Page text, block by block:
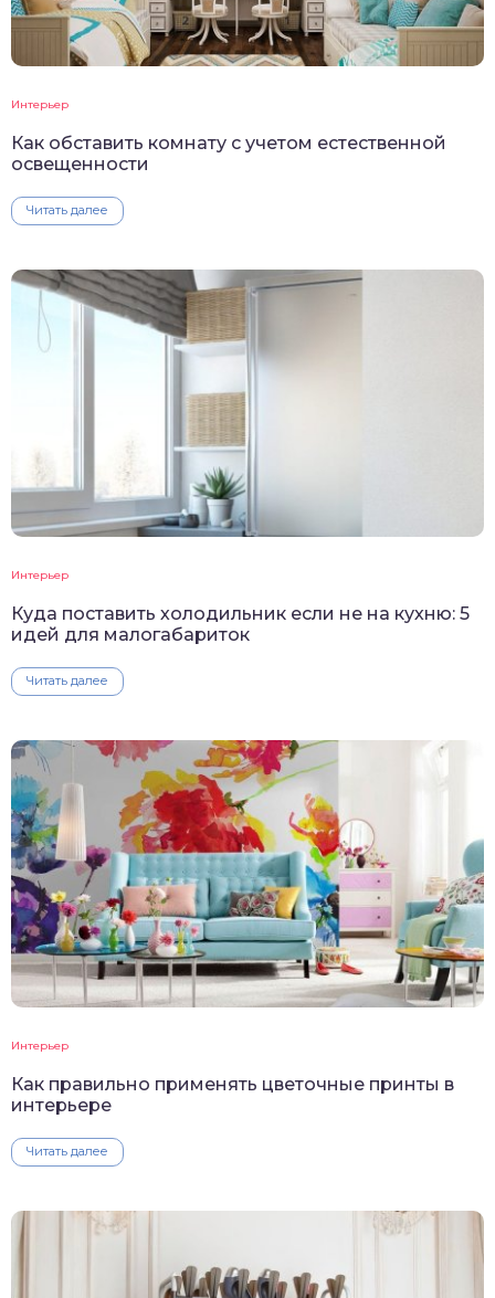
Интерьер
Как обставить комнату с учетом естественной
освещенности
Читать далее
Интерьер
Куда поставить холодильник если не на кухню: 5
идей для малогабариток
Читать далее
Интерьер
Как правильно применять цветочные принты в
интерьере
Читать далее